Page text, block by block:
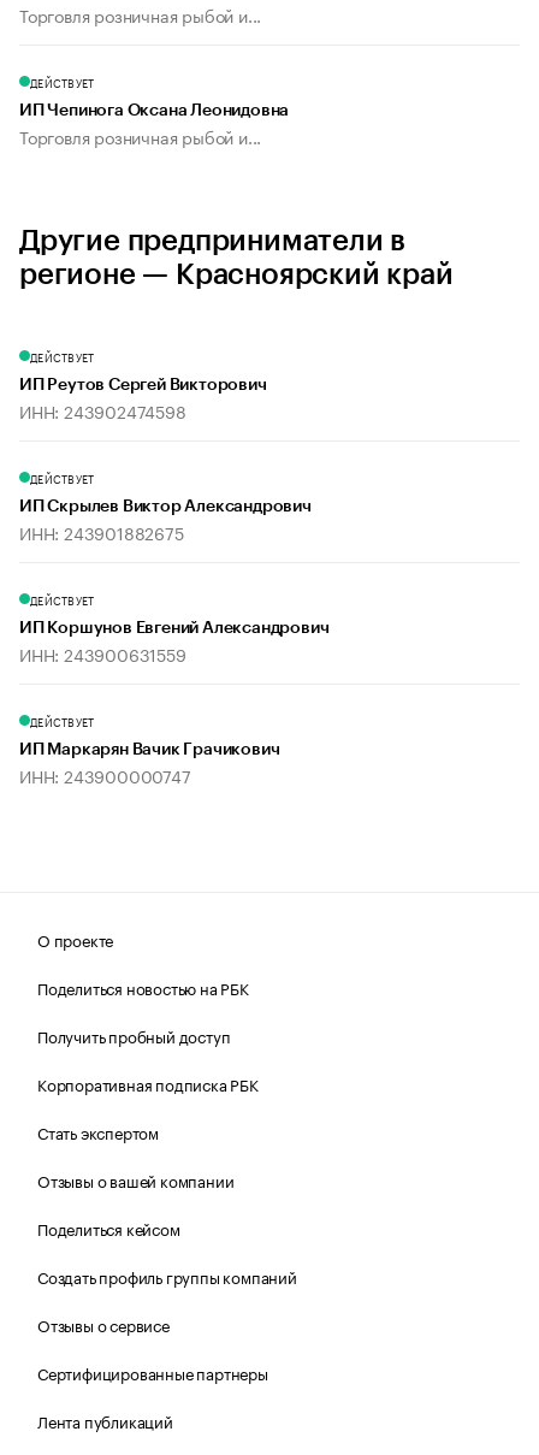
Торговля розничная рыбой и...
ДЕЙСТВУЕТ
ИП Чепинога Оксана Леонидовна
Торговля розничная рыбой и...
Другие предприниматели в
регионе — Красноярский край
ДЕЙСТВУЕТ
ИП Реутов Сергей Викторович
ИНН: 243902474598
ДЕЙСТВУЕТ
ИП Скрылев Виктор Александрович
ИНН: 243901882675
ДЕЙСТВУЕТ
ИП Коршунов Евгений Александрович
ИНН: 243900631559
ДЕЙСТВУЕТ
ИП Маркарян Вачик Грачикович
ИНН: 243900000747
О проекте
Поделиться новостью на РБК
Получить пробный доступ
Корпоративная подписка РБК
Стать экспертом
Отзывы о вашей компании
Поделиться кейсом
Создать профиль группы компаний
Отзывы о сервисе
Сертифицированные партнеры
Лента публикаций